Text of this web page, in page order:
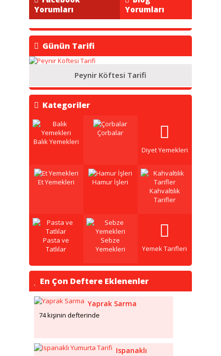
Yorumları
Yorumları
Günün Tarifi
Peynir Köftesi Tarifi
Kategoriler
Balık Yemekleri
Çorbalar
Diyet Yemekleri
Et Yemekleri
Hamur İşleri
Kahvaltılık
Tarifler
Pasta ve
Tatlılar
Sebze
Yemekleri
Yemek Tarifleri
En Çon Deftere Eklenenler
Yaprak Sarma
74 kişinin defterinde
Ispanaklı